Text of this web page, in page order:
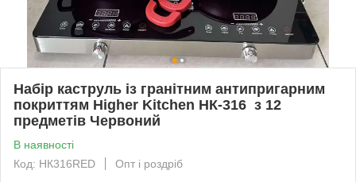
Набір каструль із гранітним антипригарним
покриттям Higher Kitchen НК-316 з 12
предметів Червоний
В наявності
Код: НК316RED
Опт і роздріб